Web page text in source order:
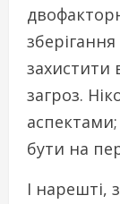
захистити
загроз.
бути на
І нарешті,